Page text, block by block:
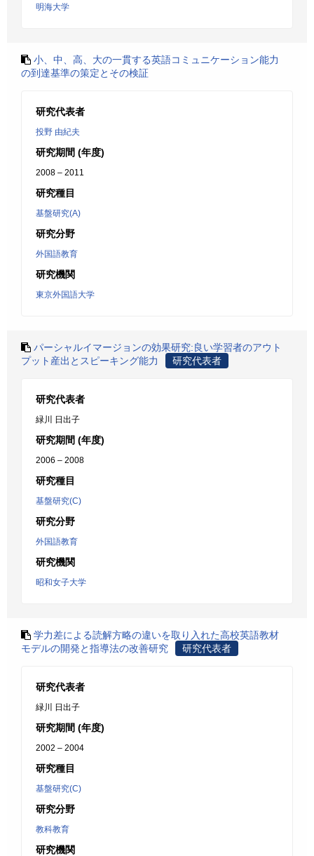
明海大学
小、中、高、大の一貫する英語コミュニケーション能力
の到達基準の策定とその検証
研究代表者
投野 由紀夫
研究期間 (年度)
2008 – 2011
研究種目
基盤研究(A)
研究分野
外国語教育
研究機関
東京外国語大学
パーシャルイマージョンの効果研究:良い学習者のアウト
プット産出とスピーキング能力
研究代表者
研究代表者
緑川 日出子
研究期間 (年度)
2006 – 2008
研究種目
基盤研究(C)
研究分野
外国語教育
研究機関
昭和女子大学
学力差による読解方略の違いを取り入れた高校英語教材
モデルの開発と指導法の改善研究
研究代表者
研究代表者
緑川 日出子
研究期間 (年度)
2002 – 2004
研究種目
基盤研究(C)
研究分野
教科教育
研究機関